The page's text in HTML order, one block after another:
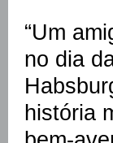
“Um
no dia
história